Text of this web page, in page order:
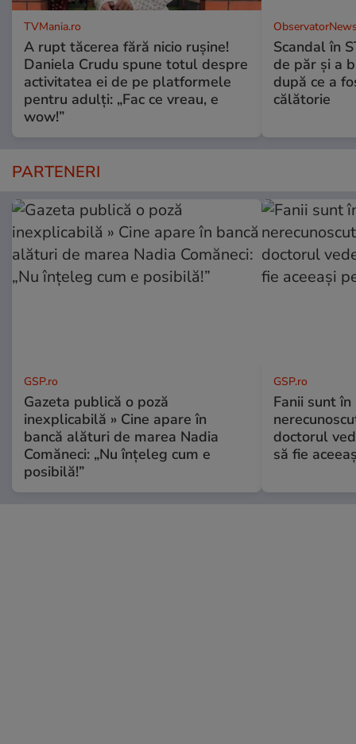
TVMania.ro
A rupt tăcerea fără nicio rușine!
Daniela Crudu spune totul despre
activitatea ei de pe platformele
pentru adulți: „Fac ce vreau, e
wow!”
Scandal în
de păr şi a
după ce a
călătorie
PARTENERI
GSP.ro
Gazeta publică o poză
inexplicabilă » Cine apare în
bancă alături de marea Nadia
Comăneci: „Nu înțeleg cum e
posibilă!”
GSP.ro
Fanii sunt în
doctorul
să fie